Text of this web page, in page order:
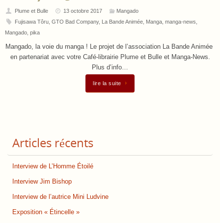
Plume et Bulle 13 octobre 2017
Mangado
Fujisawa Tôru, GTO Bad Company, La Bande Animée, Manga, manga-news
Mangado pika
Mangado, la voie du manga ! Le projet de l’association La Bande Animée
en partenariat avec votre Café-librairie Plume et Bulle et Manga-News.
Plus d’info…
lire la suite
Articles récents
Interview de L’Homme Étoilé
Interview Jim Bishop
Interview de l’autrice Mini Ludvine
Exposition « Étincelle »